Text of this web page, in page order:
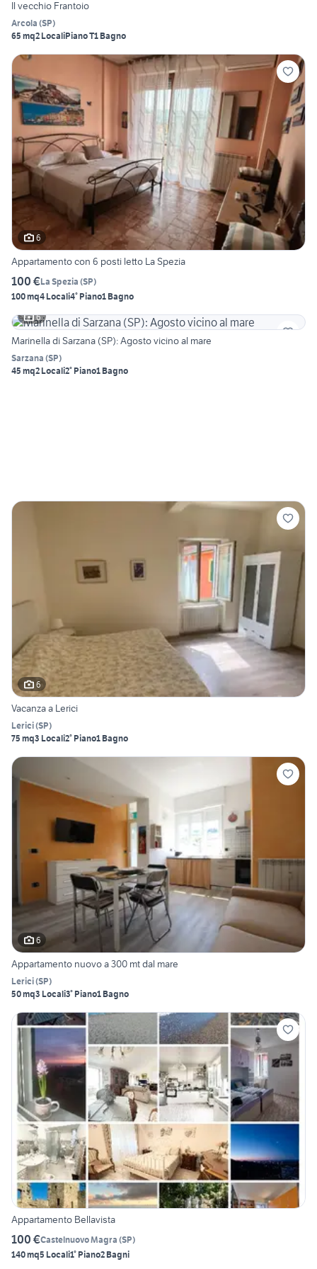
Il vecchio Frantoio
Arcola (SP)
65 mq2 LocaliPiano T1 Bagno
6
Appartamento con 6 posti letto La Spezia
100 €La Spezia (SP)
100 mq4 Locali4° Piano1 Bagno
6
Marinella di Sarzana (SP): Agosto vicino al mare
Sarzana (SP)
45 mq2 Locali2° Piano1 Bagno
6
Vacanza a Lerici
Lerici(SP)
75 mq3 Locali2° Piano1 Bagno
6
Appartamento nuovo a 300 mt dal mare
Lerici(SP)
50 mq3 Locali3° Piano1 Bagno
Appartamento Bellavista
100 €Castelnuovo Magra (SP)
140 mq5 Locali1° Piano2 Bagni